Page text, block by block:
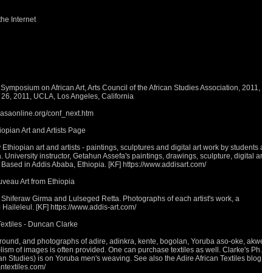
Internet
on African Art, Arts Council of the African Studies Association, 2011,
2011, UCLA, Los Angeles, California
conf_next.htm
Art and Artists Page
art and artists - paintings, sculptures and digital art work by students
University instructor, Getahun Assefa's paintings, drawings, sculpture, digital
in Addis Ababa, Ethiopia. [KF] https://www.addisart.com/
Art from Ethiopia
Girma and Lulseged Retta. Photographs of each artist's work, a
[KF] https://www.addis-art.com/
- Duncan Clarke
and photographs of adire, adinkra, kente, bogolan, Yoruba aso-oke,
of images is often provided. One can purchase textiles as well. Clarke's
Studies) is on Yoruba men's weaving. See also the Adire African Textiles